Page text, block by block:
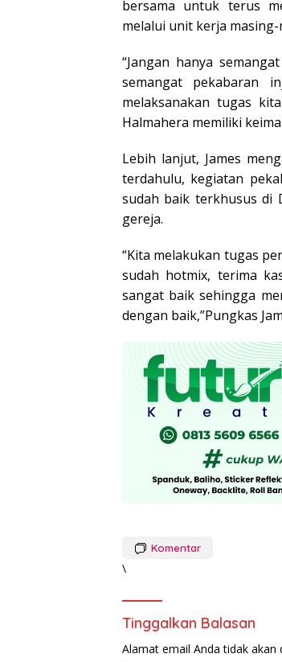
bersama untuk terus
melalui unit kerja masing-
“Jangan hanya
semangat pekabaran
melaksanakan tugas
Halmahera memiliki
Lebih lanjut, James
terdahulu, kegiatan
sudah baik terkhusus di
gereja.
“Kita melakukan tugas
sudah hotmix, terima
sangat baik sehingga
dengan baik,”Pungkas
Komentar
\
Tinggalkan Balasan
Alamat email Anda tidak akan